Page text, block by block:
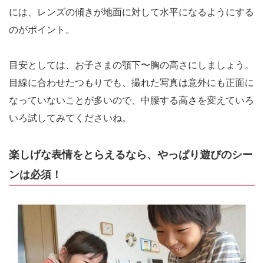
には、レンズの傾きが地面に対して水平になるようにする
のがポイント。
目安としては、お子さまの顎下〜胸の高さにしましょう。
目線に合わせたつもりでも、撮れた写真は意外にも正面に
なっていないことが多いので、中腰する高さを変えていろ
いろ試してみてくださいね。
楽しげな表情をとらえるなら、やっぱり遊びのシー
ンは必須！